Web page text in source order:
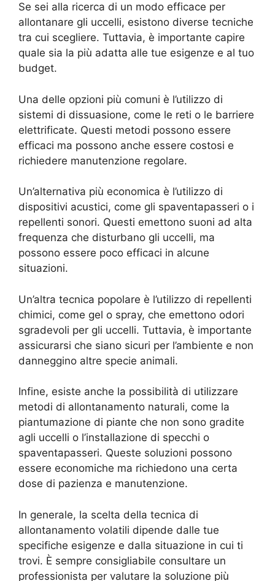
Se sei alla ricerca di un modo efficace per
allontanare gli uccelli, esistono diverse tecniche
tra cui scegliere. Tuttavia, è importante capire
quale sia la più adatta alle tue esigenze e al tuo
budget.
Una delle opzioni più comuni è l’utilizzo di
sistemi di dissuasione, come le reti o le barriere
elettrificate. Questi metodi possono essere
efficaci ma possono anche essere costosi e
richiedere manutenzione regolare.
Un’alternativa più economica è l’utilizzo di
dispositivi acustici, come gli spaventapasseri o i
repellenti sonori. Questi emettono suoni ad alta
frequenza che disturbano gli uccelli, ma
possono essere poco efficaci in alcune
situazioni.
Un’altra tecnica popolare è l’utilizzo di repellenti
chimici, come gel o spray, che emettono odori
sgradevoli per gli uccelli. Tuttavia, è importante
assicurarsi che siano sicuri per l’ambiente e non
danneggino altre specie animali.
Infine, esiste anche la possibilità di utilizzare
metodi di allontanamento naturali, come la
piantumazione di piante che non sono gradite
agli uccelli o l’installazione di specchi o
spaventapasseri. Queste soluzioni possono
essere economiche ma richiedono una certa
dose di pazienza e manutenzione.
In generale, la scelta della tecnica di
allontanamento volatili dipende dalle tue
specifiche esigenze e dalla situazione in cui ti
trovi. È sempre consigliabile consultare un
professionista per valutare la soluzione più